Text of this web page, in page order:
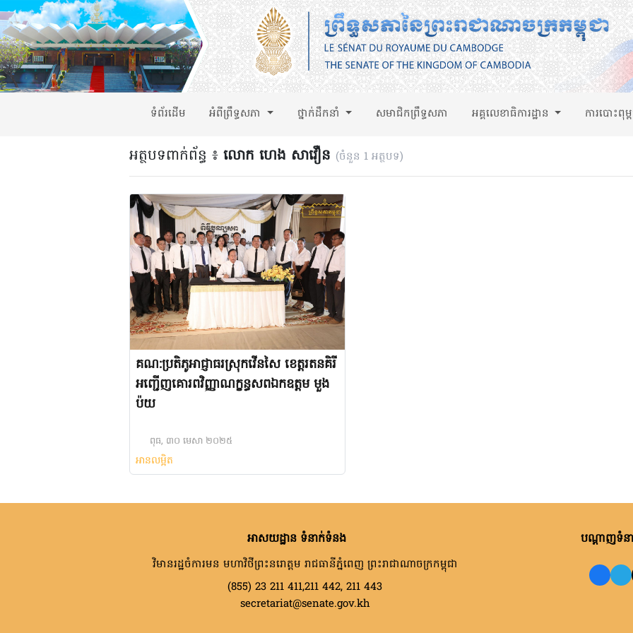
ទំព័រដើម អំពីព្រឹទ្ធសភា ថ្នាក់ដឹកនាំ សមាជិកព្រឹទ្ធសភា អគ្គលេខាធិការដ្ឋាន ការបោះពុ
អត្ថបទពាក់ព័ន្ធ ៖ លោក ហេង សាវឿន (ចំនួន 1 អត្ថបទ)
គណ:ប្រតិភូអាជ្ញាធរស្រុកវើនសៃ ខេត្តរតនគិរី
អញ្ជើញគោរពវិញ្ញាណក្ខន្ធសពឯកឧត្តម មួង
ប៉យ
ពុធ, ៣០ មេសា ២០២៥
អានលម្អិត
អាសយដ្ឋាន ទំនាក់ទំនង
វិមានរដ្ឋចំការមន មហាវិថីព្រះនរោត្តម រាជធានីភ្នំពេញ ព្រះរាជាណាចក្រកម្ពុជា
(855) 23 211 411,211 442, 211 443
secretariat@senate.gov.kh
បណ្តាញទំន